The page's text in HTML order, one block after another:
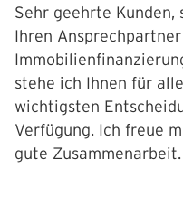
Sehr geehrte Kunden,
Ihren
stehe ich Ihnen für
wichtigsten
Verfügung. Ich freue
gute Zusammenarbeit.